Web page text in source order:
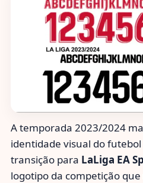
A temporada 2023/2024
identidade visual do
transição para LaLiga EA
logotipo da competição